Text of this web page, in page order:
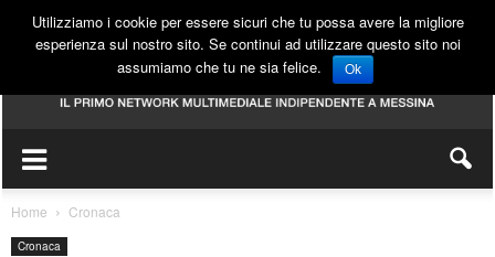
Home Cronaca
Cronaca
Utilizziamo i cookie per essere sicuri che tu possa avere la migliore
esperienza sul nostro sito. Se continui ad utilizzare questo sito noi
assumiamo che tu ne sia felice.
Ok